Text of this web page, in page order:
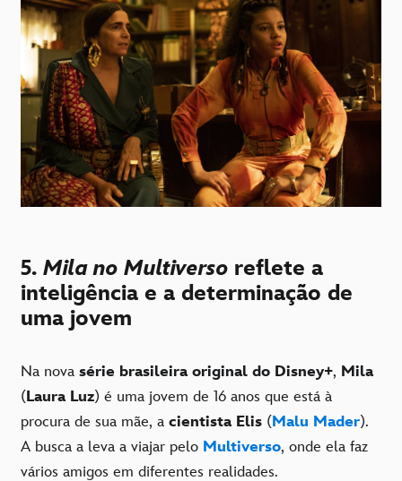
5. Mila no Multiverso reflete a
inteligência e a determinação de
uma jovem
Na nova série brasileira original do Disney+, Mila
(Laura Luz) é uma jovem de 16 anos que está à
procura de sua mãe, a cientista Elis (Malu Mader).
A busca a leva a viajar pelo Multiverso, onde ela faz
vários amigos em diferentes realidades.